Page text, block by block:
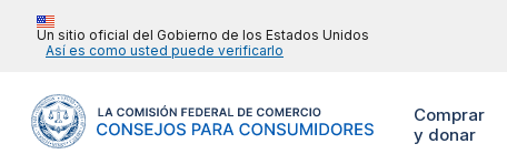
Un sitio oficial del Gobierno de los Estados Unidos
Así es como usted puede verificarlo
Comprar
y donar